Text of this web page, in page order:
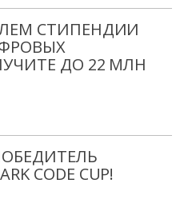
СТИПЕНДИИ
ДО 22 МЛН
CODE CUP!